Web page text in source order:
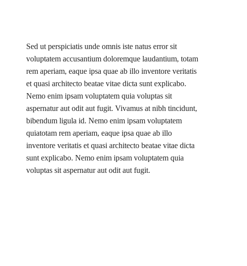
Sed ut perspiciatis unde omnis iste natus error sit
voluptatem accusantium doloremque laudantium, totam
rem aperiam, eaque ipsa quae ab illo inventore veritatis
et quasi architecto beatae vitae dicta sunt explicabo.
Nemo enim ipsam voluptatem quia voluptas sit
aspernatur aut odit aut fugit. Vivamus at nibh tincidunt,
bibendum ligula id. Nemo enim ipsam voluptatem
quiatotam rem aperiam, eaque ipsa quae ab illo
inventore veritatis et quasi architecto beatae vitae dicta
sunt explicabo. Nemo enim ipsam voluptatem quia
voluptas sit aspernatur aut odit aut fugit.